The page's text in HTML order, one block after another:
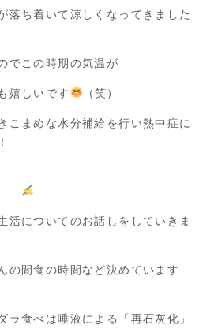
落ち着いて涼しくなってきました
でこの時期の気温が
嬉しいです （笑）
こまめな水分補給を行い熱中症に
活についてのお話しをしていきま
の間食の時間など決めています
食べは唾液による「再石灰化」